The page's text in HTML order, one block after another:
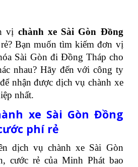
vị chành xe Sài Gòn Đồng
Bạn muốn tìm kiếm đơn vị
Sài Gòn đi Đồng Tháp cho
nhau? Hãy đến với công ty
nhận được dịch vụ chành xe
nhất.
xe Sài Gòn Đồng
phí rẻ
dịch vụ chành xe Sài Gòn
cước rẻ của Minh Phát bao